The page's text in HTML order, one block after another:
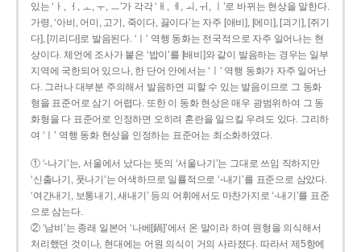
있는 ‘ㅏ, ㅓ, ㅗ, ㅜ, ㅡ’가 각각 ‘ㅐ, ㅔ, ㅚ, ㅟ, ㅣ’로 바뀌는 현상을 말한다.
가령, ‘아비, 어미, 고기, 죽이다, 끓이다’는 자주 [애비], [에미], [괴기], [쥐기
다], [끼리다]로 발음된다. ‘ㅣ’ 역행 동화는 전국적으로 자주 일어나는 현
상이다. 체언에 조사가 붙은 ‘밥이’를 [배비]와 같이 발음하는 경우는 일부
지역에 국한되어 있으나, 한 단어 안에서는 ‘ㅣ’ 역행 동화가 자주 일어난
다. 그러나 대부분 주의해서 발음하면 피할 수 있는 발음이므로 그 동화
형을 표준어로 삼기 어렵다. 또한 이 동화 현상은 매우 광범위하여 그 동
화형을 다 표준어로 인정하면 오히려 혼란을 일으킬 우려도 있다. 그리하
여 ‘ㅣ’ 역행 동화 현상을 인정하는 표준어는 최소화하였다.
① ‘-나기’는, 서울에서 났다는 뜻의 ‘서울나기’는 그대로 쓰임 직하지만
‘신출나기, 풋나기’는 어색하므로 일률적으로 ‘-내기’를 표준으로 삼았다.
‘여간내기, 보통내기, 새내기’ 등의 어휘에서도 마찬가지로 ‘-내기’를 표준
으로 삼는다.
② ‘남비’는 종래 일본어 ‘나베[鍋]’에서 온 말이라 하여 원형을 의식해서
처리했던 것이나, 현대에는 어원 의식이 거의 사라졌다. 따라서 제5항에